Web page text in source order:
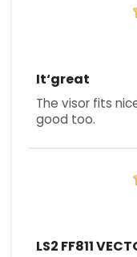
It‘great
The visor fits
good too.
LS2 FF811